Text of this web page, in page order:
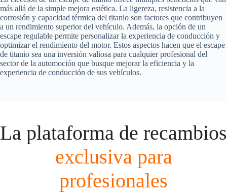
más allá de la simple mejora estética. La ligereza, resistencia a la
corrosión y capacidad térmica del titanio son factores que contribuyen
a un rendimiento superior del vehículo. Además, la opción de un
escape regulable permite personalizar la experiencia de conducción y
optimizar el rendimiento del motor. Estos aspectos hacen que el escape
de titanio sea una inversión valiosa para cualquier profesional del
sector de la automoción que busque mejorar la eficiencia y la
experiencia de conducción de sus vehículos.
La plataforma de recambios
exclusiva para
profesionales